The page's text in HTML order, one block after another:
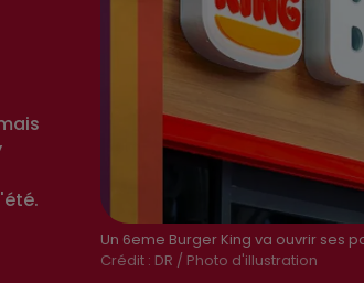
Un 6eme Burger King va ouvrir ses
Crédit : DR / Photo d'illustration